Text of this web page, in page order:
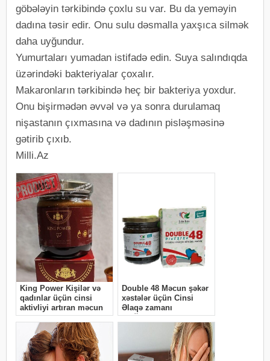
göbələyin tərkibində çoxlu su var. Bu da yeməyin
dadına təsir edir. Onu sulu dəsmalla yaxşıca silmək
daha uyğundur.
Yumurtaları yumadan istifadə edin. Suya salındıqda
üzərindəki bakteriyalar çoxalır.
Makaronların tərkibində heç bir bakteriya yoxdur.
Onu bişirmədən əvvəl və ya sonra durulamaq
nişastanın çıxmasına və dadının pisləşməsinə
gətirib çıxıb.
Milli.Az